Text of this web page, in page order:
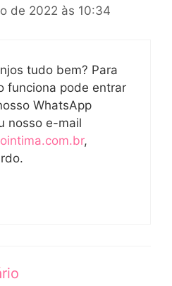
de 2022 às 10:34
tudo bem? Para
funciona pode entrar
WhatsApp
nosso e-mail
,